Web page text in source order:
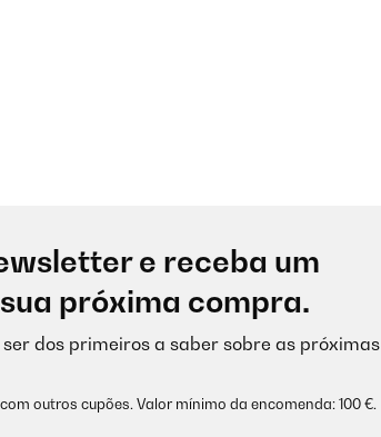
e receba um
próxima compra.
dos primeiros a saber sobre as próximas
outros cupões. Valor mínimo da encomenda: 100 €.